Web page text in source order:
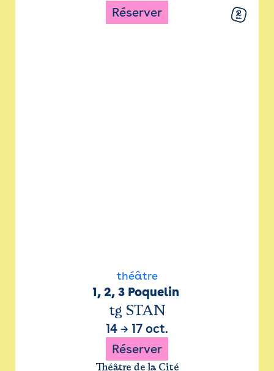
Réserver
théâtre
1, 2, 3 Poquelin
tg STAN
14 → 17 oct.
Réserver
Théâtre de la Cité